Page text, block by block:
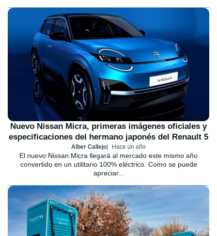
Nuevo Nissan Micra, primeras imágenes oficiales y
especificaciones del hermano japonés del Renault 5
Alber Callejo Hace un año
El nuevo Nissan Micra llegará al mercado este mismo año
convertido en un utilitario 100% eléctrico. Como se puede
apreciar...